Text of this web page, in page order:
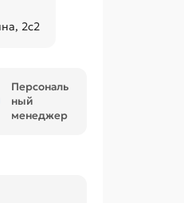
2с2
Персональ
ный
менеджер